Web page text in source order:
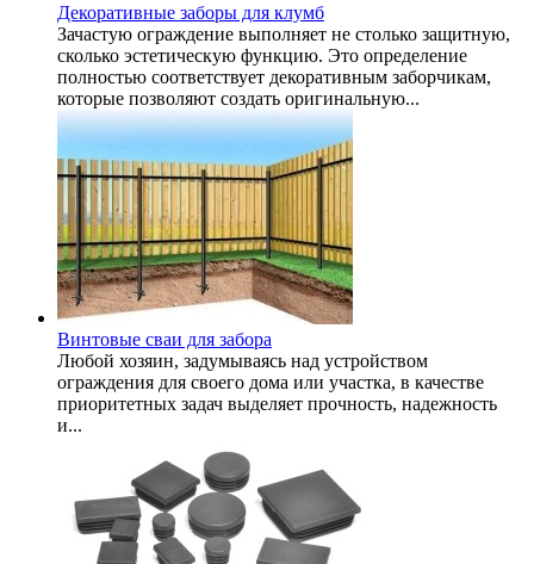
Декоративные заборы для клумб
Зачастую ограждение выполняет не столько защитную,
сколько эстетическую функцию. Это определение
полностью соответствует декоративным заборчикам,
которые позволяют создать оригинальную...
Винтовые сваи для забора
Любой хозяин, задумываясь над устройством
ограждения для своего дома или участка, в качестве
приоритетных задач выделяет прочность, надежность
и...